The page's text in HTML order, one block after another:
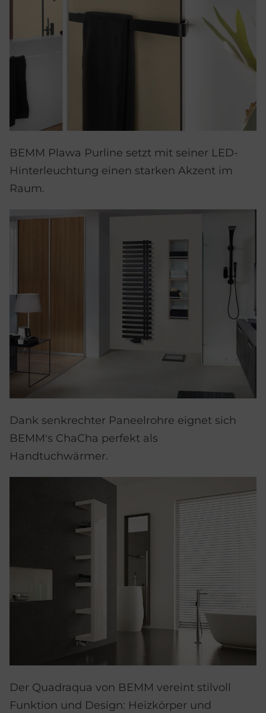
BEMM Plawa Purline setzt mit seiner LED-
Hinterleuchtung einen starken Akzent im
Raum.
Dank senkrechter Paneelrohre eignet sich
BEMM's ChaCha perfekt als
Handtuchwärmer.
Der Quadraqua von BEMM vereint stilvoll
Funktion und Design: Heizkörper und